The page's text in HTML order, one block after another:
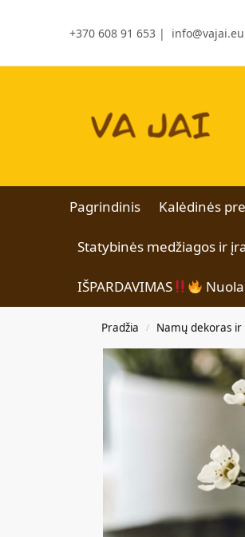
+370 608 91 653 | info@vajai.eu
Pagrindinis Kalėdinės
Statybinės medžiagos ir
IŠPARDAVIMAS
Pradžia / Namų dekoras ir